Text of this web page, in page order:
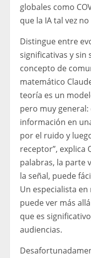
globales como
que la IA tal vez
Distingue entre
significativas y sin
concepto de
matemático
teoría es un
pero muy
información en
por el ruido y
receptor”, explica
palabras, la parte
la señal, puede
Un especialista
puede ver más
que es
audiencias.